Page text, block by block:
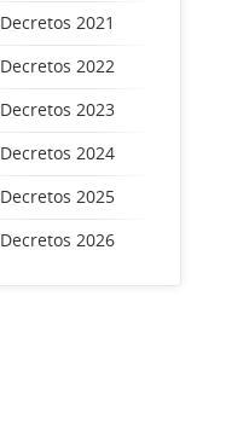
Decretos 2021
Decretos 2022
Decretos 2023
Decretos 2024
Decretos 2025
Decretos 2026